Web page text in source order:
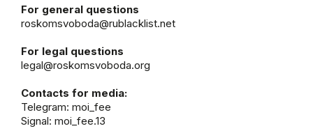
For general questions
roskomsvoboda@rublacklist.net
For legal questions
legal@roskomsvoboda.org
Contacts for media:
Telegram: moi_fee
Signal: moi_fee.13